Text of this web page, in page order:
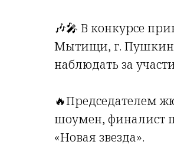
🎶🎤 В конкурсе
Мытищи, г.
наблюдать за
🔥Председателем
шоумен, финалист
«Новая звезда».